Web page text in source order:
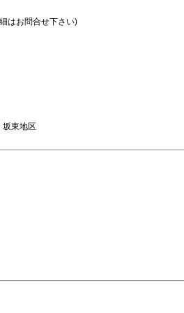
はお問合せ下さい)
東地区